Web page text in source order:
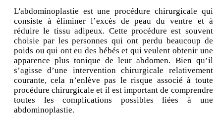
L'abdominoplastie est une procédure chirurgicale qui
consiste à éliminer l’excès de peau du ventre et à
réduire le tissu adipeux. Cette procédure est souvent
choisie par les personnes qui ont perdu beaucoup de
poids ou qui ont eu des bébés et qui veulent obtenir une
apparence plus tonique de leur abdomen. Bien qu’il
s’agisse d’une intervention chirurgicale relativement
courante, cela n’enlève pas le risque associé à toute
procédure chirurgicale et il est important de comprendre
toutes les complications possibles liées à une
abdominoplastie.